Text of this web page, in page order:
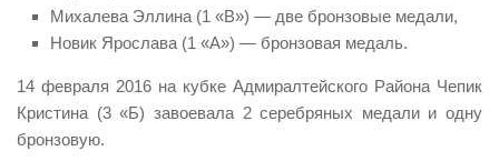
Михалева Эллина (1 «В») — две бронзовые медали,
Новик Ярослава (1 «А») — бронзовая медаль.
14 февраля 2016 на кубке Адмиралтейского Района Чепик
Кристина (3 «Б) завоевала 2 серебряных медали и одну
бронзовую.